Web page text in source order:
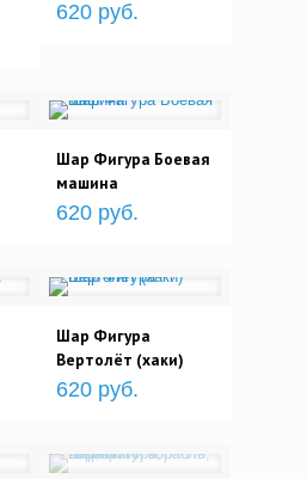
620 руб.
Шар Фигура Боевая
машина
620 руб.
Шар Фигура
Вертолёт (хаки)
620 руб.